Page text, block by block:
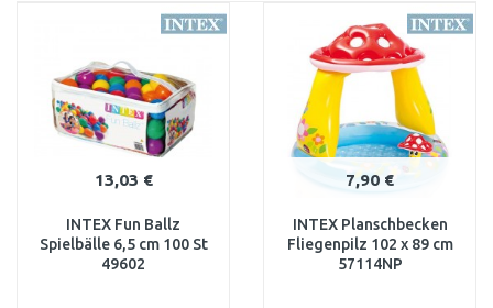
13,03 €
INTEX Fun Ballz
Spielbälle 6,5 cm 100 St
49602
7,90 €
INTEX Planschbecken
Fliegenpilz 102 x 89 cm
57114NP